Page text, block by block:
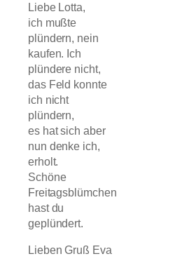
Liebe Lotta,
ich mußte
plündern, nein
kaufen. Ich
plündere nicht,
das Feld konnte
ich nicht
plündern,
es hat sich aber
nun denke ich,
erholt.
Schöne
Freitagsblümchen
hast du
geplündert.
Lieben Gruß Eva